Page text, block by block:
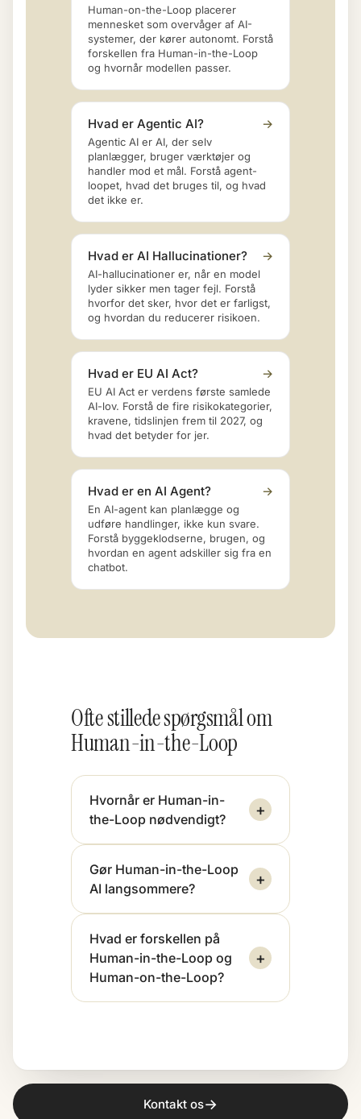
Human-on-the-Loop placerer
mennesket som overvåger af AI-
systemer, der kører autonomt. Forstå
forskellen fra Human-in-the-Loop
og hvornår modellen passer.
Hvad er Agentic AI? →
Agentic AI er AI, der selv
planlægger, bruger værktøjer og
handler mod et mål. Forstå agent-
loopet, hvad det bruges til, og hvad
det ikke er.
Hvad er AI Hallucinationer? →
AI-hallucinationer er, når en model
lyder sikker men tager fejl. Forstå
hvorfor det sker, hvor det er farligst,
og hvordan du reducerer risikoen.
Hvad er EU AI Act? →
EU AI Act er verdens første samlede
AI-lov. Forstå de fire risikokategorier,
kravene, tidslinjen frem til 2027, og
hvad det betyder for jer.
Hvad er en AI Agent? →
En AI-agent kan planlægge og
udføre handlinger, ikke kun svare.
Forstå byggeklodserne, brugen, og
hvordan en agent adskiller sig fra en
chatbot.
Ofte stillede spørgsmål om
Human-in-the-Loop
Hvornår er Human-in-
the-Loop nødvendigt?
+
Gør Human-in-the-Loop
AI langsommere?
+
Hvad er forskellen på
Human-in-the-Loop og
Human-on-the-Loop?
+
Kontakt os→